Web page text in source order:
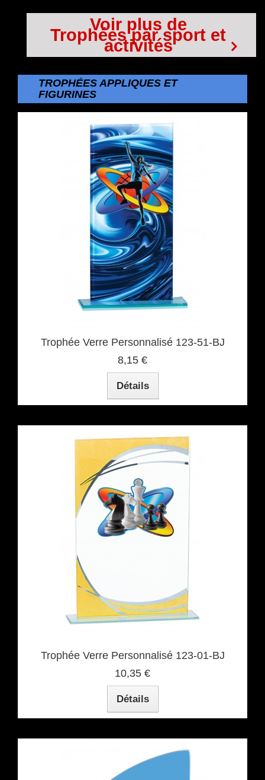
Voir plus de
Trophées par sport et
activités
TROPHÉES APPLIQUES ET
FIGURINES
Trophée Verre Personnalisé 123-51-BJ
8,15 €
Détails
Trophée Verre Personnalisé 123-01-BJ
10,35 €
Détails